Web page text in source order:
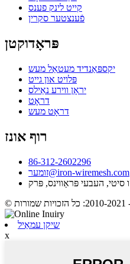
קייט לינק פענס
פֿענצטער סקרין
פּראָדוקטן
יקספּאַנדיד מעטאַל מעש
פּלויט און גייט
יראָן ווירע נאַילס
דראָט
דראָט מעש
רוף אונז
86-312-2602296
זומער@iron-wiremesh.com
שיקן עמאַיל
x